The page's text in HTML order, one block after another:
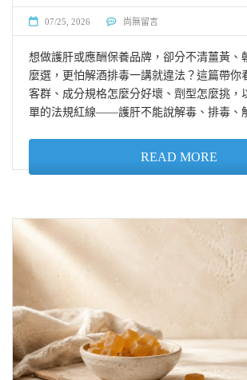
07/25, 2026 尚無留言
想做護肝或應酬保養品牌，卻分不清薑黃、
麼選，更怕解酒排毒一講就違法？這篇帶你
客群、成分規格怎麼分好壞、劑型怎麼挑，
單的法規紅線——護肝不能說解毒、排毒、
READ MORE